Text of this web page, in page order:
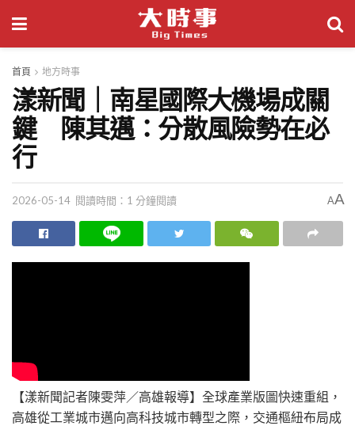
首頁 地方時事
漾新聞｜南星國際大機場成關
鍵 陳其邁：分散風險勢在必
行
2026-05-14 閱讀時間：1 分鐘閱讀 AA
【漾新聞記者陳雯萍／高雄報導】全球產業版圖快速重組，
高雄從工業城市邁向高科技城市轉型之際，交通樞紐布局成